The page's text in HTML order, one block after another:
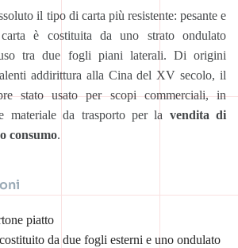
il tipo di carta più resistente: pesante e
carta è costituita da uno strato ondulato
tra due fogli piani laterali. Di origini
addirittura alla Cina del XV secolo, il
stato usato per scopi commerciali, in
materiale da trasporto per la vendita di
consumo.
piatto
da due fogli esterni e uno ondulato